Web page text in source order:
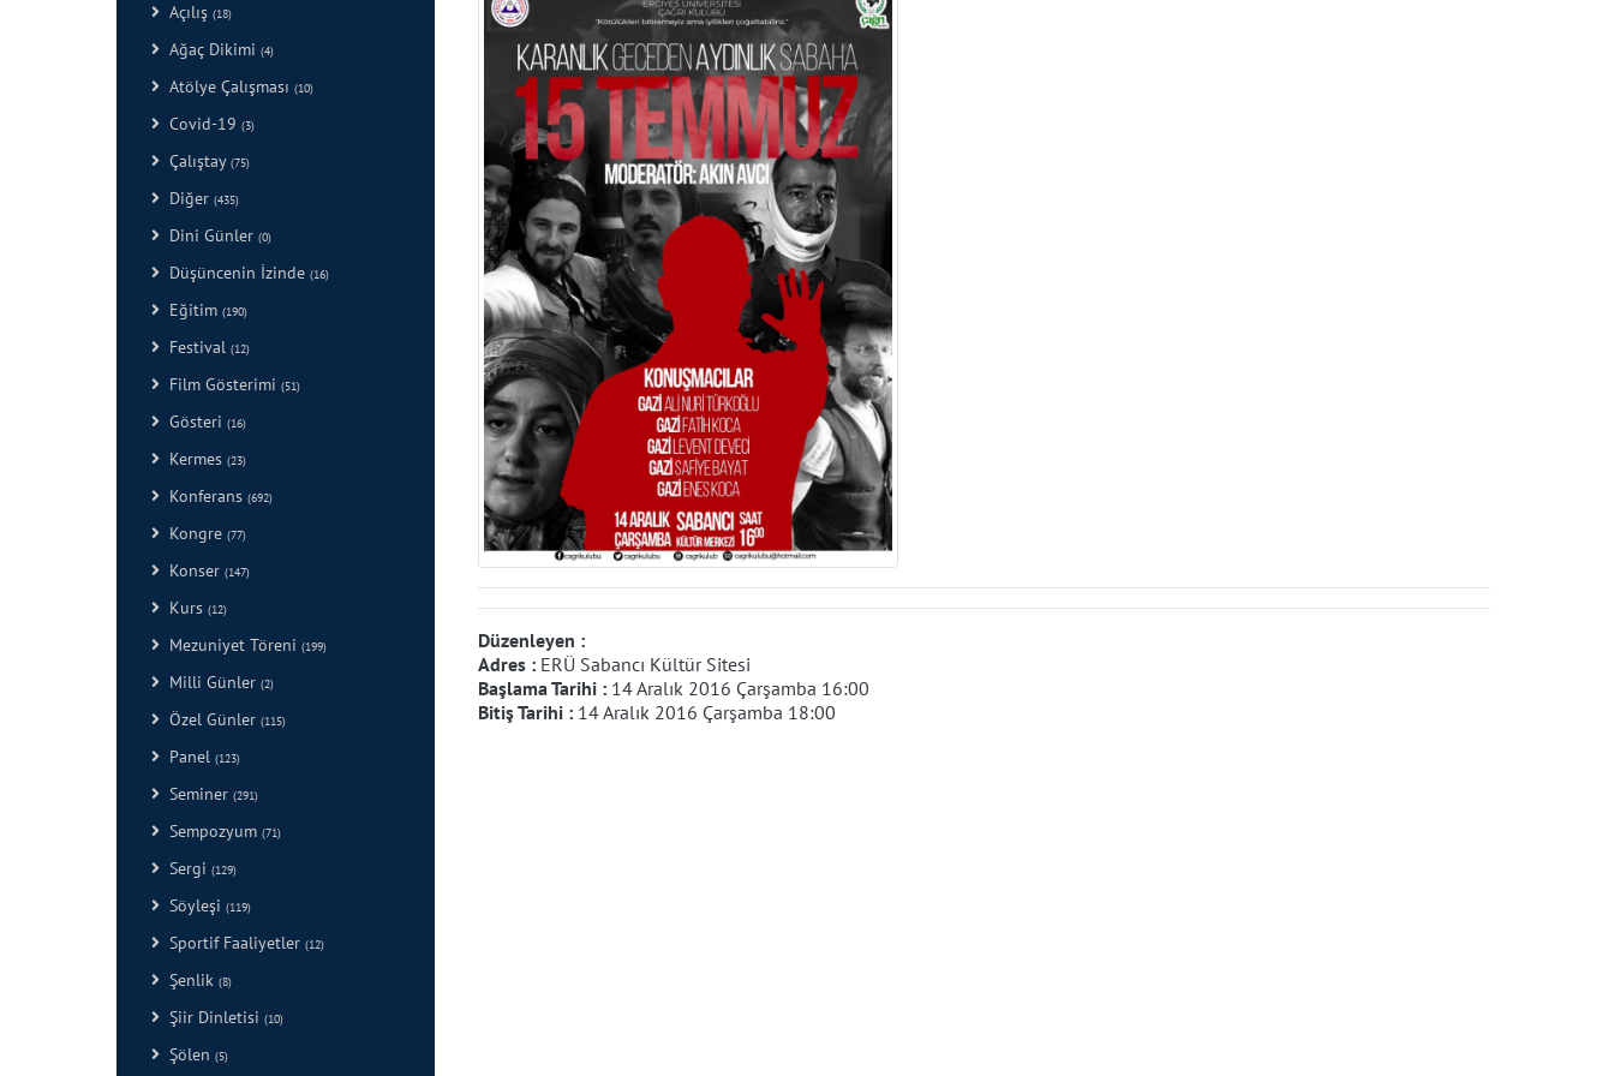
Açılış (18)
Ağaç Dikimi (4)
Atölye Çalışması (10)
Covid-19 (3)
Çalıştay (75)
Diğer (435)
Dini Günler (0)
Düşüncenin İzinde (16)
Eğitim (190)
Festival (12)
Film Gösterimi (51)
Gösteri (16)
Kermes (23)
Konferans (692)
Kongre (77)
Konser (147)
Kurs (12)
Mezuniyet Töreni (199)
Milli Günler (2)
Özel Günler (115)
Panel (123)
Seminer (291)
Sempozyum (71)
Sergi (129)
Söyleşi (119)
Sportif Faaliyetler (12)
Şenlik (8)
Şiir Dinletisi (10)
Şölen (5)
Düzenleyen :
Adres : ERÜ Sabancı Kültür Sitesi
Başlama Tarihi : 14 Aralık 2016 Çarşamba 16:00
Bitiş Tarihi : 14 Aralık 2016 Çarşamba 18:00